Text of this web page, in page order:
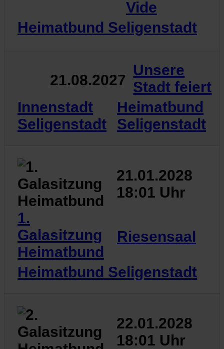
Vide
Heimatbund Seligenstadt
21.08.2027
Unsere
Stadt feiert
Innenstadt
Seligenstadt
Heimatbund
Seligenstadt
21.01.2028
18:01 Uhr
1.
Galasitzung
Heimatbund
Riesensaal
Heimatbund Seligenstadt
22.01.2028
18:01 Uhr